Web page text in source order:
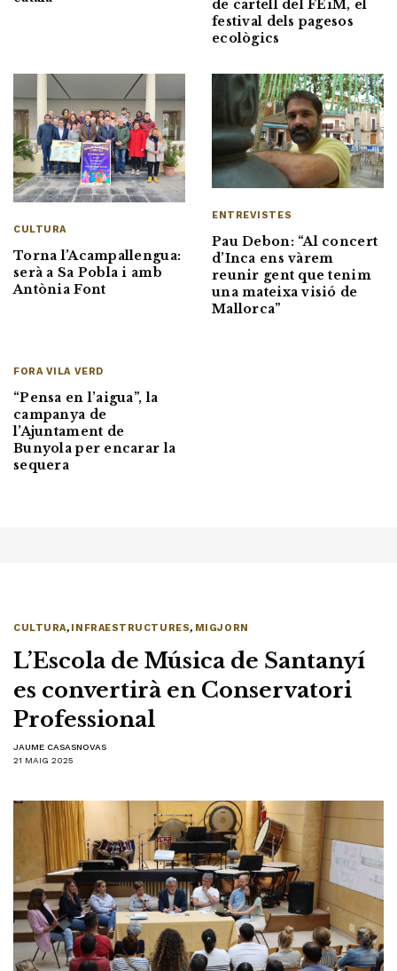
de cartell del FEiM, el
festival dels pagesos
ecològics
CULTURA
Torna l’Acampallengua:
serà a Sa Pobla i amb
Antònia Font
ENTREVISTES
Pau Debon: “Al concert
d’Inca ens vàrem
reunir gent que tenim
una mateixa visió de
Mallorca”
FORA VILA VERD
“Pensa en l’aigua”, la
campanya de
l’Ajuntament de
Bunyola per encarar la
sequera
CULTURA, INFRAESTRUCTURES, MIGJORN
L’Escola de Música de Santanyí
es convertirà en Conservatori
Professional
JAUME CASASNOVAS
21 MAIG 2025